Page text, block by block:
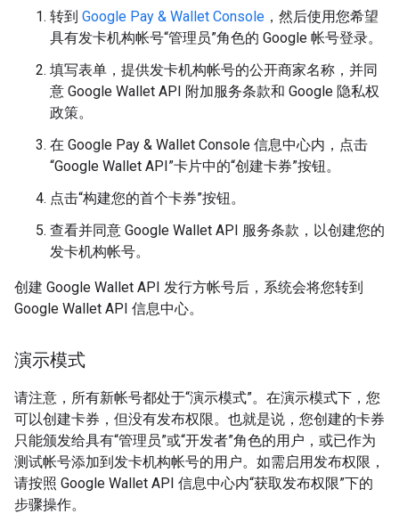
转到 Google Pay & Wallet Console ，然后使用您希望
具有发卡机构帐号“管理员”角色的 Google 帐号登录。
填写表单，提供发卡机构帐号的公开商家名称，并同
意 Google Wallet API 附加服务条款和 Google 隐私权
政策。
在 Google Pay & Wallet Console 信息中心内，点击
“Google Wallet API”卡片中的“创建卡券”按钮。
点击“构建您的首个卡券”按钮。
查看并同意 Google Wallet API 服务条款，以创建您的
发卡机构帐号。
创建 Google Wallet API 发行方帐号后，系统会将您转到
Google Wallet API 信息中心。
演示模式
请注意，所有新帐号都处于“演示模式”。在演示模式下，您
可以创建卡券，但没有发布权限。也就是说，您创建的卡券
只能颁发给具有“管理员”或“开发者”角色的用户，或已作为
测试帐号添加到发卡机构帐号的用户。如需启用发布权限，
请按照 Google Wallet API 信息中心内“获取发布权限”下的
步骤操作。